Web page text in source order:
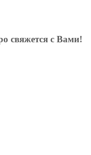
свяжется с Вами!